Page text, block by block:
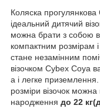
Коляска
ідеальний дитячий
можна брати з собою в
компактним розмірам
стане незамінним
візочком Cybex Coya
а і легке
розміри візочок
народження до 22